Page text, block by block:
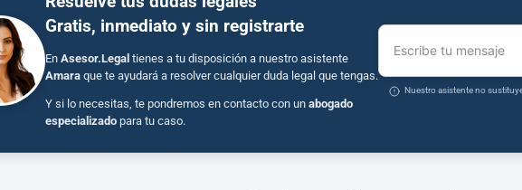
Gratis, inmediato y sin registrarte
En Asesor.Legal tienes a tu disposición a nuestro asistente
Amara que te ayudará a resolver cualquier duda legal que tengas.
Y si lo necesitas, te pondremos en contacto con un abogado
especializado para tu caso.
Escribe tu mensaje
Nuestro asistente no